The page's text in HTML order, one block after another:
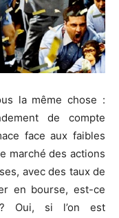
la même chose :
de compte
face aux faibles
marché des actions
avec des taux de
en bourse, est-ce
Oui, si l’on est